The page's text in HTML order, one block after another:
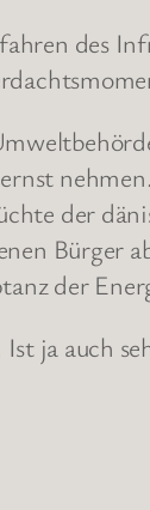
des
der
Bürger
der
ja auch